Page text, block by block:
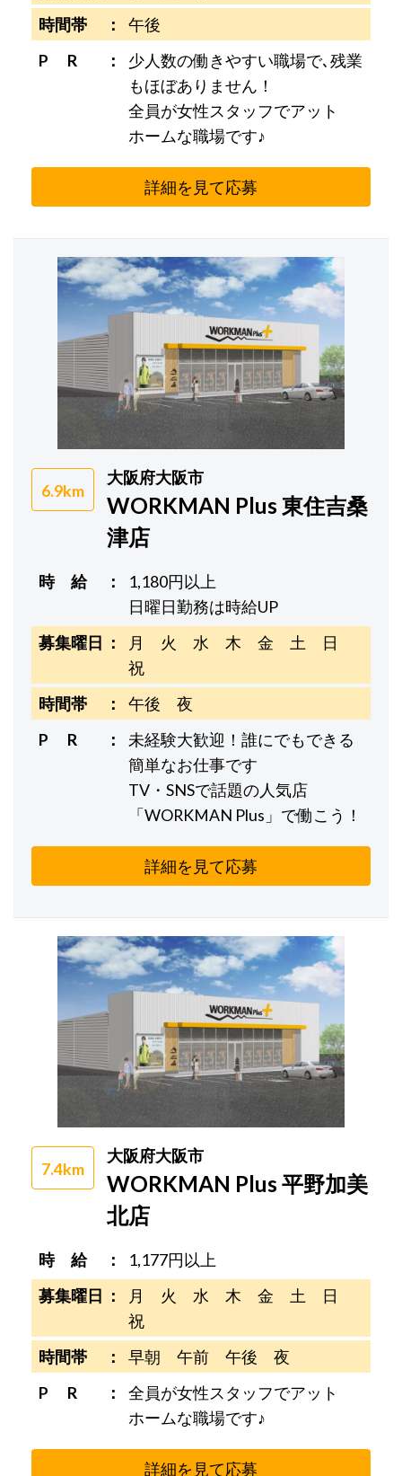
時間帯
午後
P R
少人数の働きやすい職場で､残業
もほぼありません！
全員が女性スタッフでアット
ホームな職場です♪
詳細を見て応募
6.9km
大阪府大阪市
WORKMAN Plus 東住吉桑
津店
時 給
1,180円以上
日曜日勤務は時給UP
募集曜日
月 火 水 木 金 土 日
祝
時間帯
午後 夜
P R
未経験大歓迎！誰にでもできる
簡単なお仕事です
TV・SNSで話題の人気店
「WORKMAN Plus」で働こう！
詳細を見て応募
7.4km
大阪府大阪市
WORKMAN Plus 平野加美
北店
時 給
1,177円以上
募集曜日
月 火 水 木 金 土 日
祝
時間帯
早朝 午前 午後 夜
P R
全員が女性スタッフでアット
ホームな職場です♪
詳細を見て応募